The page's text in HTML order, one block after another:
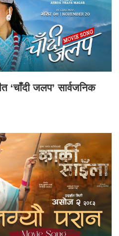
‘चाँदी जलप’ सार्वजनिक